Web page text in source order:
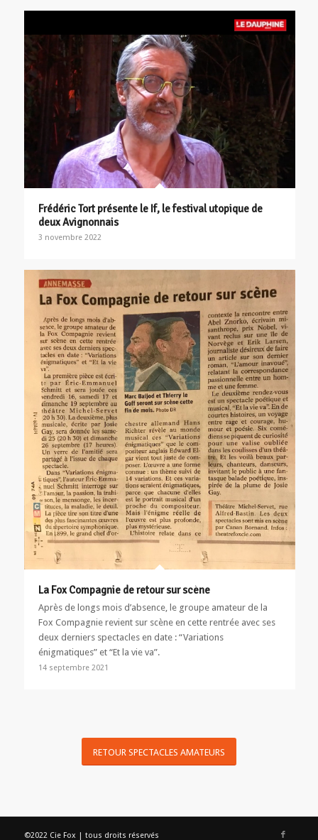
Frédéric Tort présente le If, le festival utopique de
deux Avignonnais
3 novembre 2022
La Fox Compagnie de retour sur scène
Après de longs mois d’absence, le groupe amateur de la
Fox Compagnie revient sur scène en cette rentrée avec ses
deux derniers spectacles en date : “Variations
énigmatiques” et “Et la vie va”.
14 septembre 2021
RETOUR SPECTACLES AMATEURS
©2022 Cie Fox | tous droits réservés